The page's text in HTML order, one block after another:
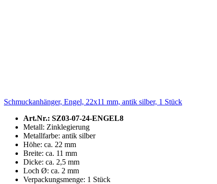
Schmuckanhänger, Engel, 22x11 mm, antik silber, 1 Stück
Art.Nr.: SZ03-07-24-ENGEL8
Metall: Zinklegierung
Metallfarbe: antik silber
Höhe: ca. 22 mm
Breite: ca. 11 mm
Dicke: ca. 2,5 mm
Loch Ø: ca. 2 mm
Verpackungsmenge: 1 Stück